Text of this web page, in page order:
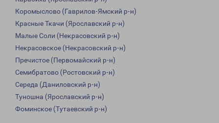
Коромыслово (Гаврилов-Ямский р-н)
Красные Ткачи (Ярославский р-н)
Малые Соли (Некрасовский р-н)
Некрасовское (Некрасовский р-н)
Пречистое (Первомайский р-н)
Семибратово (Ростовский р-н)
Середа (Даниловский р-н)
Туношна (Ярославский р-н)
Фоминское (Тутаевский р-н)